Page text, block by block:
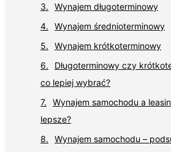
Wynajem długoterminowy
Wynajem średnioterminowy
Wynajem krótkoterminowy
Długoterminowy czy
co lepiej wybrać?
Wynajem samochodu a
lepsze?
Wynajem samochodu –